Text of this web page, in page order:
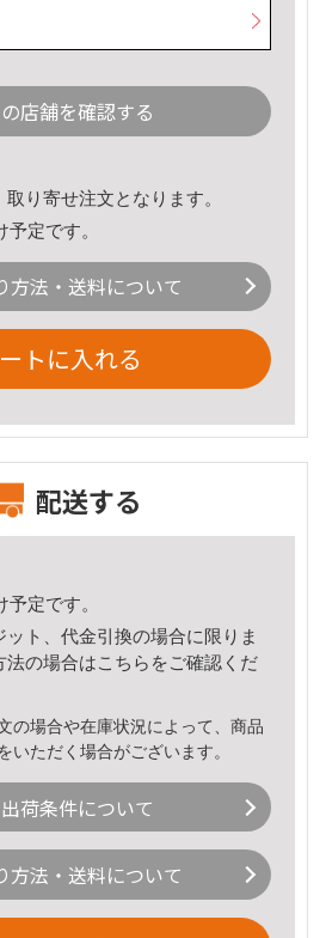
店舗を確認する
り寄せ注文となります。
定です。
方法・送料について
トに入れる
配送する
定です。
ト、代金引換の場合に限りま
法の場合はこちら をご確認くだ
の場合や在庫状況によって、商品
いただく場合がございます。
荷条件について
方法・送料について